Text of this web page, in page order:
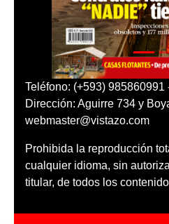
Teléfono: (+593) 985860991
Dirección: Aguirre 734 y
webmaster@vistazo.com
Prohibida la reproducción
cualquier idioma, sin
titular, de todos los